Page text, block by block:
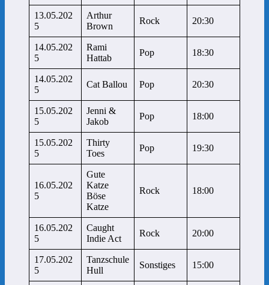
13.05.202
5
Arthur
Brown
Rock 20:30
14.05.202
5
Rami
Hattab
Pop 18:30
14.05.202
5
Cat Ballou Pop 20:30
15.05.202
5
Jenni &
Jakob
Pop 18:00
15.05.202
5
Thirty
Toes
Pop 19:30
16.05.202
5
Gute
Katze
Böse
Katze
Rock 18:00
16.05.202
5
Caught
Indie Act
Rock 20:00
17.05.202
5
Tanzschule
Hull
Sonstiges 15:00